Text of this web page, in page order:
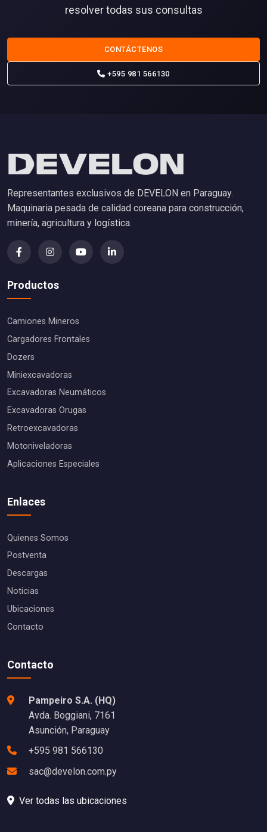
resolver todas sus consultas
CONTÁCTENOS
+595 981 566130
Representantes exclusivos de DEVELON en Paraguay.
Maquinaria pesada de calidad coreana para construcción,
minería, agricultura y logística.
Productos
Camiones Mineros
Cargadores Frontales
Dozers
Miniexcavadoras
Excavadoras Neumáticos
Excavadoras Orugas
Retroexcavadoras
Motoniveladoras
Aplicaciones Especiales
Enlaces
Quienes Somos
Postventa
Descargas
Noticias
Ubicaciones
Contacto
Contacto
Pampeiro S.A. (HQ)
Avda. Boggiani, 7161
Asunción, Paraguay
+595 981 566130
sac@develon.com.py
Ver todas las ubicaciones